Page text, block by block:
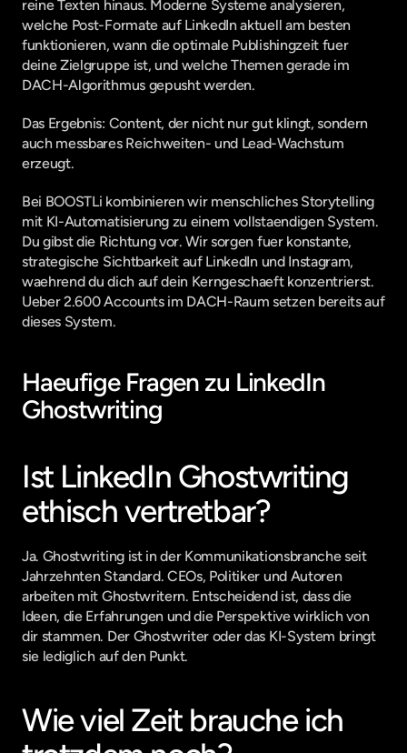
reine Texten hinaus. Moderne Systeme analysieren,
welche Post-Formate auf LinkedIn aktuell am besten
funktionieren, wann die optimale Publishingzeit fuer
deine Zielgruppe ist, und welche Themen gerade im
DACH-Algorithmus gepusht werden.
Das Ergebnis: Content, der nicht nur gut klingt, sondern
auch messbares Reichweiten- und Lead-Wachstum
erzeugt.
Bei BOOSTLi kombinieren wir menschliches Storytelling
mit KI-Automatisierung zu einem vollstaendigen System.
Du gibst die Richtung vor. Wir sorgen fuer konstante,
strategische Sichtbarkeit auf LinkedIn und Instagram,
waehrend du dich auf dein Kerngeschaeft konzentrierst.
Ueber 2.600 Accounts im DACH-Raum setzen bereits auf
dieses System.
Haeufige Fragen zu LinkedIn
Ghostwriting
Ist LinkedIn Ghostwriting
ethisch vertretbar?
Ja. Ghostwriting ist in der Kommunikationsbranche seit
Jahrzehnten Standard. CEOs, Politiker und Autoren
arbeiten mit Ghostwritern. Entscheidend ist, dass die
Ideen, die Erfahrungen und die Perspektive wirklich von
dir stammen. Der Ghostwriter oder das KI-System bringt
sie lediglich auf den Punkt.
Wie viel Zeit brauche ich